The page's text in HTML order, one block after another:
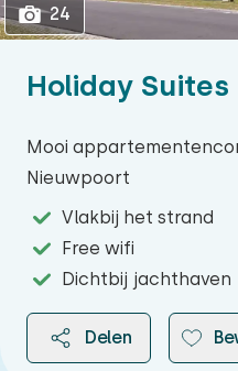
Holiday
Mooi
Nieuwpoort
Vlakbij het strand
Free wifi
Dichtbij jachthaven
Delen
24